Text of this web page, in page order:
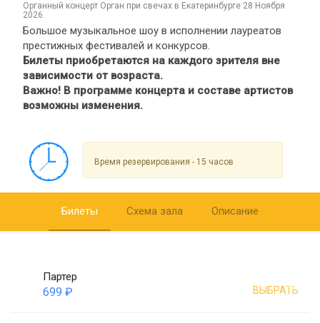
органный концерт Орган при свечах в Екатеринбурге 28 Ноября
2026.
Большое музыкальное шоу в исполнении лауреатов
престижных фестивалей и конкурсов.
Билеты приобретаются на каждого зрителя вне
зависимости от возраста.
Важно! В программе концерта и составе артистов
возможны изменения.
Время резервирования - 15 часов
Билеты Схема зала Описание
Партер
699 ₽ ВЫБРАТЬ